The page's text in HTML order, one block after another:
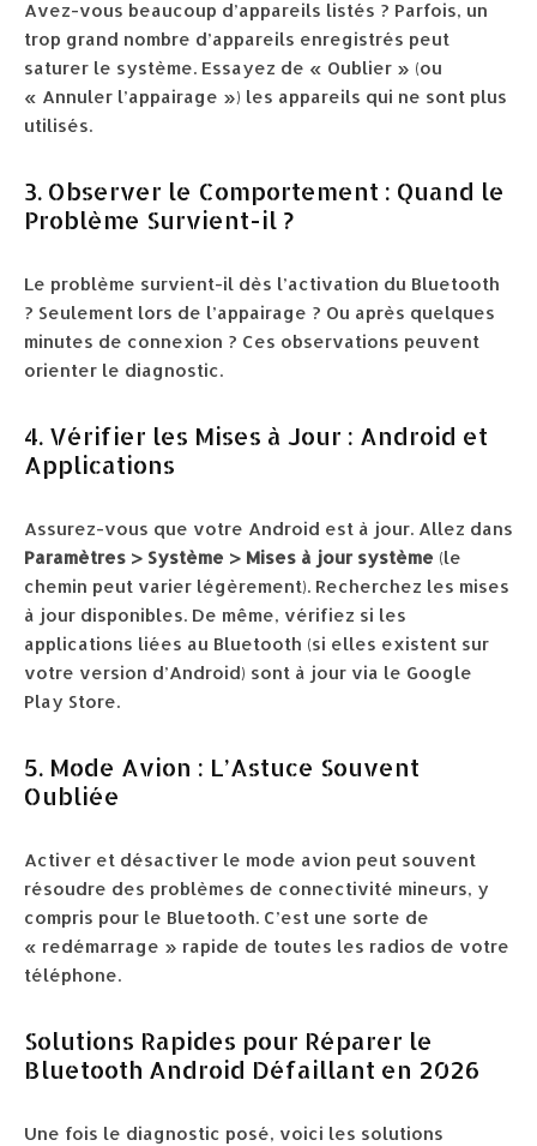
Avez-vous beaucoup d’appareils listés ? Parfois, un
trop grand nombre d’appareils enregistrés peut
saturer le système. Essayez de « Oublier » (ou
« Annuler l’appairage ») les appareils qui ne sont plus
utilisés.
3. Observer le Comportement : Quand le
Problème Survient-il ?
Le problème survient-il dès l’activation du Bluetooth
? Seulement lors de l’appairage ? Ou après quelques
minutes de connexion ? Ces observations peuvent
orienter le diagnostic.
4. Vérifier les Mises à Jour : Android et
Applications
Assurez-vous que votre Android est à jour. Allez dans
Paramètres > Système > Mises à jour système (le
chemin peut varier légèrement). Recherchez les mises
à jour disponibles. De même, vérifiez si les
applications liées au Bluetooth (si elles existent sur
votre version d’Android) sont à jour via le Google
Play Store.
5. Mode Avion : L’Astuce Souvent
Oubliée
Activer et désactiver le mode avion peut souvent
résoudre des problèmes de connectivité mineurs, y
compris pour le Bluetooth. C’est une sorte de
« redémarrage » rapide de toutes les radios de votre
téléphone.
Solutions Rapides pour Réparer le
Bluetooth Android Défaillant en 2026
Une fois le diagnostic posé, voici les solutions